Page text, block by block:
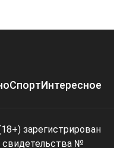
СпортИнтересное
зарегистрирован
свидетельства №